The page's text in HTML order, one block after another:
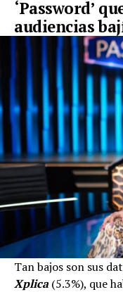
‘Password’
audiencias
Tan bajos son sus
Xplica (5.3%), que